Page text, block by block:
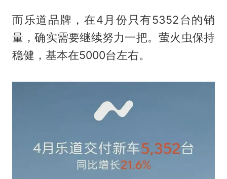
而乐道品牌，在4月份只有5352台的销
量，确实需要继续努力一把。萤火虫保持
稳健，基本在5000台左右。